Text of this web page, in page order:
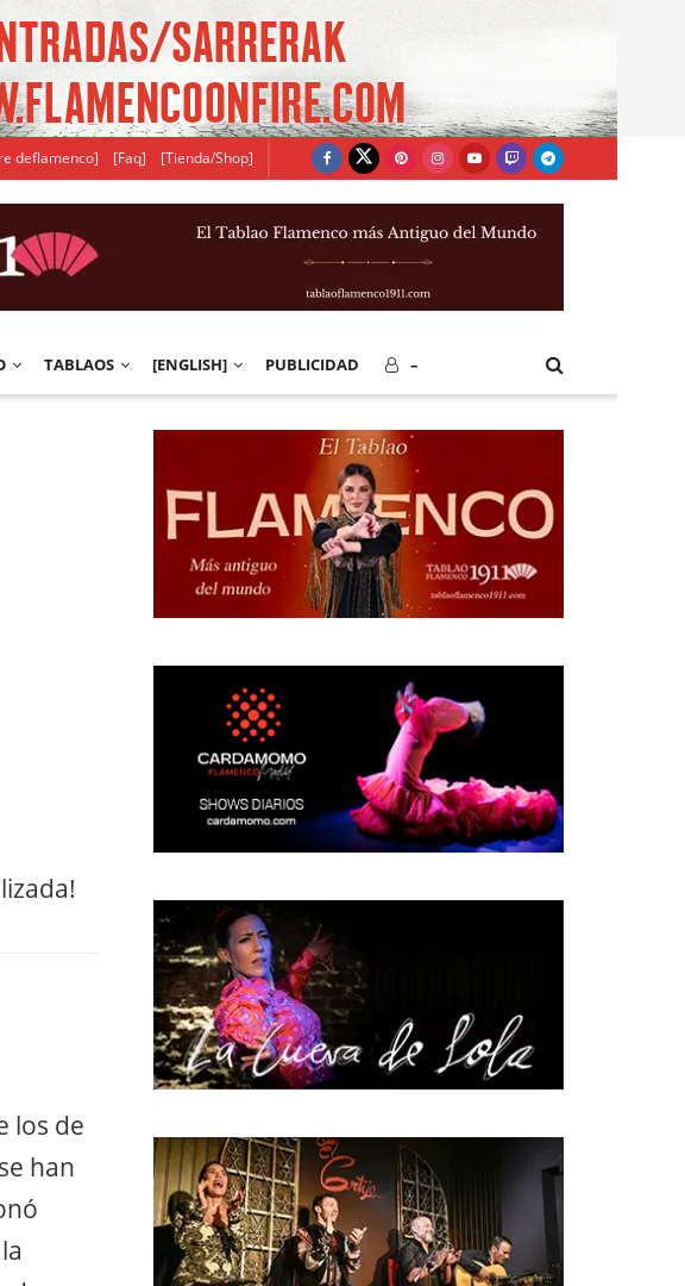
deflamenco] [Faq] [Tienda/Shop]
TABLAOS [ENGLISH] PUBLICIDAD –
los de
han